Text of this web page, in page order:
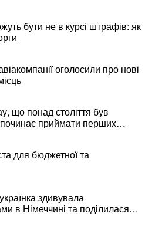
бути не в курсі штрафів: як
оголосили про нові
що понад століття був
починає приймати перших
для бюджетної та
здивувала
в Німеччині та поділилася